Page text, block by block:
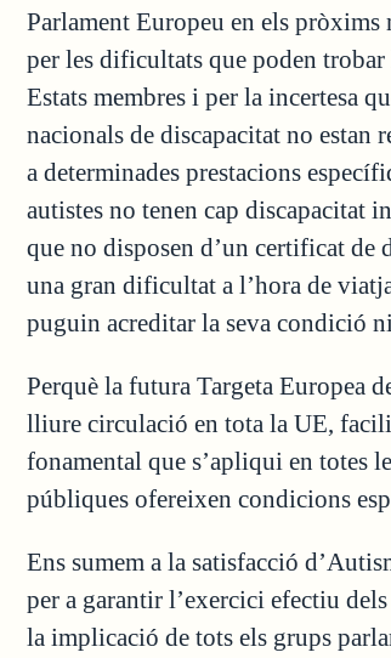
Parlament Europeu en els pròxims
per les dificultats que poden trobar
Estats membres i per la incertesa
nacionals de discapacitat no estan
a determinades prestacions
autistes no tenen cap discapacitat
que no disposen d’un certificat de
una gran dificultat a l’hora de
puguin acreditar la seva condició
Perquè la futura Targeta Europea
lliure circulació en tota la UE,
fonamental que s’apliqui en totes
públiques ofereixen condicions
Ens sumem a la satisfacció
per a garantir l’exercici efectiu
la implicació de tots els grups